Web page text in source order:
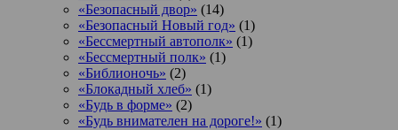
«Безопасный двор» (14)
«Безопасный Новый год» (1)
«Бессмертный автополк» (1)
«Бессмертный полк» (1)
«Библионочь» (2)
«Блокадный хлеб» (1)
«Будь в форме» (2)
«Будь внимателен на дороге!» (1)